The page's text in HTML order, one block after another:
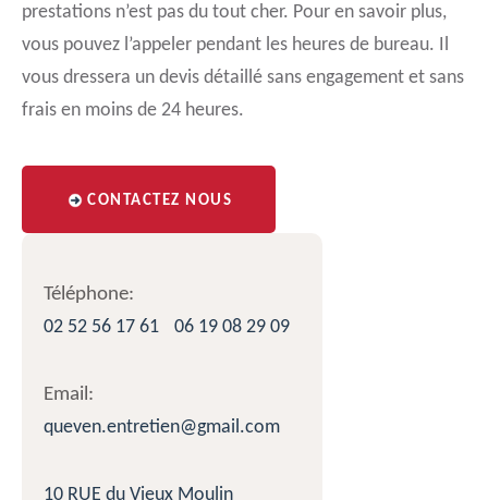
prestations n’est pas du tout cher. Pour en savoir plus,
vous pouvez l’appeler pendant les heures de bureau. Il
vous dressera un devis détaillé sans engagement et sans
frais en moins de 24 heures.
CONTACTEZ NOUS
Téléphone:
02 52 56 17 61
06 19 08 29 09
Email:
queven.entretien@gmail.com
10 RUE du Vieux Moulin